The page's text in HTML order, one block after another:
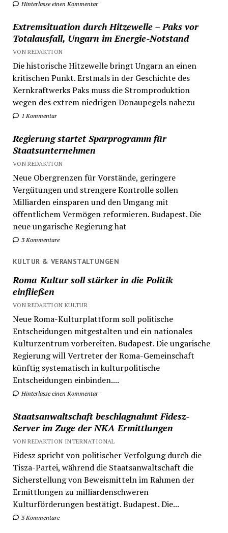
Hinterlasse einen Kommentar
Extremsituation durch Hitzewelle – Paks vor
Totalausfall, Ungarn im Energie-Notstand
VON REDAKTION
Die historische Hitzewelle bringt Ungarn an einen
kritischen Punkt. Erstmals in der Geschichte des
Kernkraftwerks Paks muss die Stromproduktion
wegen des extrem niedrigen Donaupegels nahezu
1 Kommentar
Regierung startet Sparprogramm für
Staatsunternehmen
VON REDAKTION
Neue Obergrenzen für Vorstände, geringere
Vergütungen und strengere Kontrolle sollen
Milliarden einsparen und den Umgang mit
öffentlichem Vermögen reformieren. Budapest. Die
neue ungarische Regierung hat
3 Kommentare
KULTUR & VERANSTALTUNGEN
Roma-Kultur soll stärker in die Politik
einfließen
VON REDAKTION KULTUR
Neue Roma-Kulturplattform soll politische
Entscheidungen mitgestalten und ein nationales
Kulturzentrum vorbereiten. Budapest. Die ungarische
Regierung will Vertreter der Roma-Gemeinschaft
künftig systematisch in kulturpolitische
Entscheidungen einbinden....
Hinterlasse einen Kommentar
Staatsanwaltschaft beschlagnahmt Fidesz-
Server im Zuge der NKA-Ermittlungen
VON REDAKTION INTERNATIONAL
Fidesz spricht von politischer Verfolgung durch die
Tisza-Partei, während die Staatsanwaltschaft die
Sicherstellung von Beweismitteln im Rahmen der
Ermittlungen zu milliardenschweren
Kulturförderungen bestätigt. Budapest. Die...
3 Kommentare